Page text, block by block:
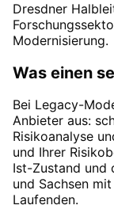
Dresdner
Modernisierung.
Was einen
Bei Legacy-
Anbieter aus:
Risikoanalyse
und Ihrer
Ist-Zustand und
und Sachsen
Laufenden.